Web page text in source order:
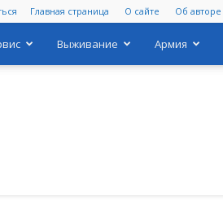
Главная страница О сайте Об авторе
Выживание Армия